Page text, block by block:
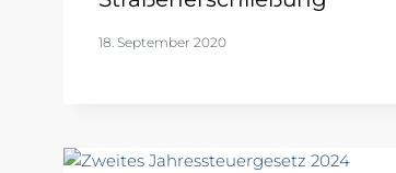
18. September 2020